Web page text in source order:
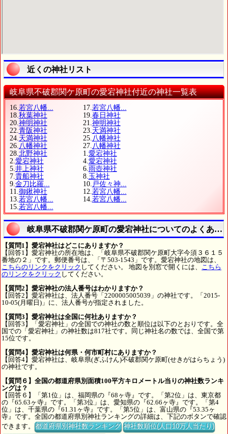
近くの神社リスト
岐阜県不破郡関ケ原町の愛宕神社付近の神社一覧表
16.若宮八幡... 17.若宮八幡...
18.秋葉神社 19.春日神社
20.神明神社 21.神明神社
22.青阪神社 23.天満神社
24.天満神社 25.八幡神社
26.八幡神社 27.八幡神社
28.北野神社 1.愛宕神社
2.愛宕神社 4.愛宕神社
5.井上神社 6.雨壺神社
7.貴船神社 8.玉神社
9.金刀比羅... 10. 戸佐々神...
11.御鍬神社 12.若宮八幡...
13.若宮八幡... 14.若宮八幡...
15.若宮八幡...
岐阜県不破郡関ケ原町の愛宕神社についてのよくある
【質問1】愛宕神社はどこにありますか？
【回答1】愛宕神社の所在地は、「岐阜県不破郡関ケ原町大字今須３６１５
番地の２」です。郵便番号は、「〒503-1543」です。愛宕神社の地図は、
こちらのリンクをクリック してください。 地図を別窓で開くには、 こちら
のリンクをクリック してください。
【質問2】愛宕神社の法人番号はわかりますか？
【回答2】愛宕神社は、法人番号「2200005005039」の神社です。「2015-
10-05(月曜日)」に、法人番号が指定されました。
【質問3】愛宕神社は全国に何社ありますか？
【回答3】「愛宕神社」の全国での神社の数と順位は以下のとおりです。全
国での「愛宕神社」の神社数は817社です。同じ神社名の数では、全国で第
15位です。
【質問4】愛宕神社は何県・何市町村にありますか？
【回答4】愛宕神社は、岐阜県(ぎふけん)不破郡関ケ原町(せきがはらちょう)
の神社です。
【質問６】全国の都道府県別面積100平方キロメートル当りの神社数ランキ
ングは？
【回答６】「第1位」は、福岡県の『68ヶ寺』です。「第2位」は、東京都
の『65.63ヶ寺』です。「第3位」は、愛知県の『62.66ヶ寺』です。「第4
位」は、千葉県の『61.31ヶ寺』です。「第5位」は、富山県の『53.35ヶ
寺』です。全国の都道府県別神社ランキングの詳細は、下記のボタンで確認
できます。都道府県別神社数ランキング 神社数順位(人口10万人当たり)